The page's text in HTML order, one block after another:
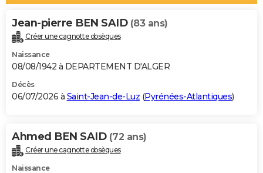
Alimentation
Guide de la santé
Maladies
Médicaments
Sommeil
VOYAGE
Destinations
City break
Voyage nature
Voyage de noces
Forum
Climat
+PHOTO
GUIDES D'ACHAT
BONS PLANS
Carte de Noël
Carte Bonne année
Carte Saint-Valentin
Carte Pâques
Carte d'anniversaire
DICTIONNAIRE
Dictionnaire
Biographies
Citations
Expressions
Proverbes
PROGRAMME TV
Jean-pierre BEN SAID (83 ans)
Créer une cagnotte obsèques
Naissance
08/08/1942 à DEPARTEMENT D'ALGER
Décès
06/07/2026 à Saint-Jean-de-Luz (Pyrénées-Atlantiques)
Ahmed BEN SAID (72 ans)
Créer une cagnotte obsèques
Naissance